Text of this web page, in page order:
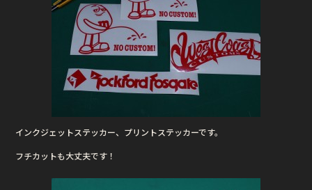
インクジェットステッカー、プリントステッカーです。
フチカットも大丈夫です！